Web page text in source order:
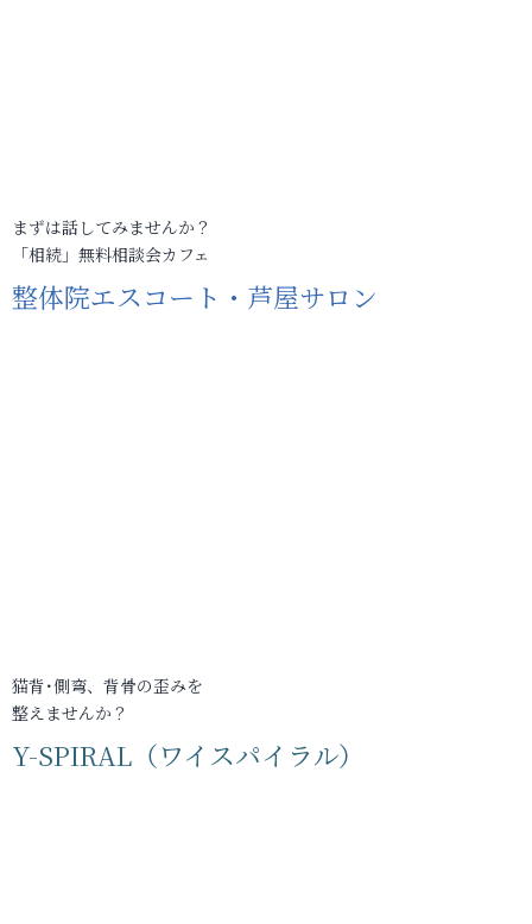
まずは話してみませんか？
「相続」無料相談会カフェ
整体院エスコート・芦屋サロン
猫背･側弯、背骨の歪みを
整えませんか？
Y-SPIRAL（ワイスパイラル）